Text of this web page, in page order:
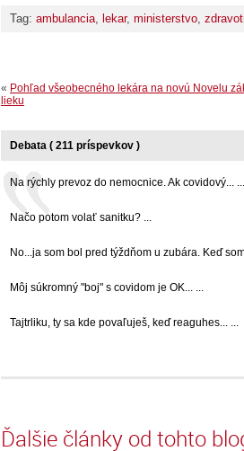
Tag: ambulancia, lekar, ministerstvo,
« Pohľad všeobecného lekára na novú Novelu
lieku
Debata ( 211 príspevkov )
Na rýchly prevoz do nemocnice. Ak covidový... ...
Načo potom volať sanitku? ...
No...ja som bol pred týždňom u zubára. Keď
Môj súkromný "boj" s covidom je OK... ...
Tajtrliku, ty sa kde povaľuješ, keď reaguhes... ...
Ďalšie články od tohto